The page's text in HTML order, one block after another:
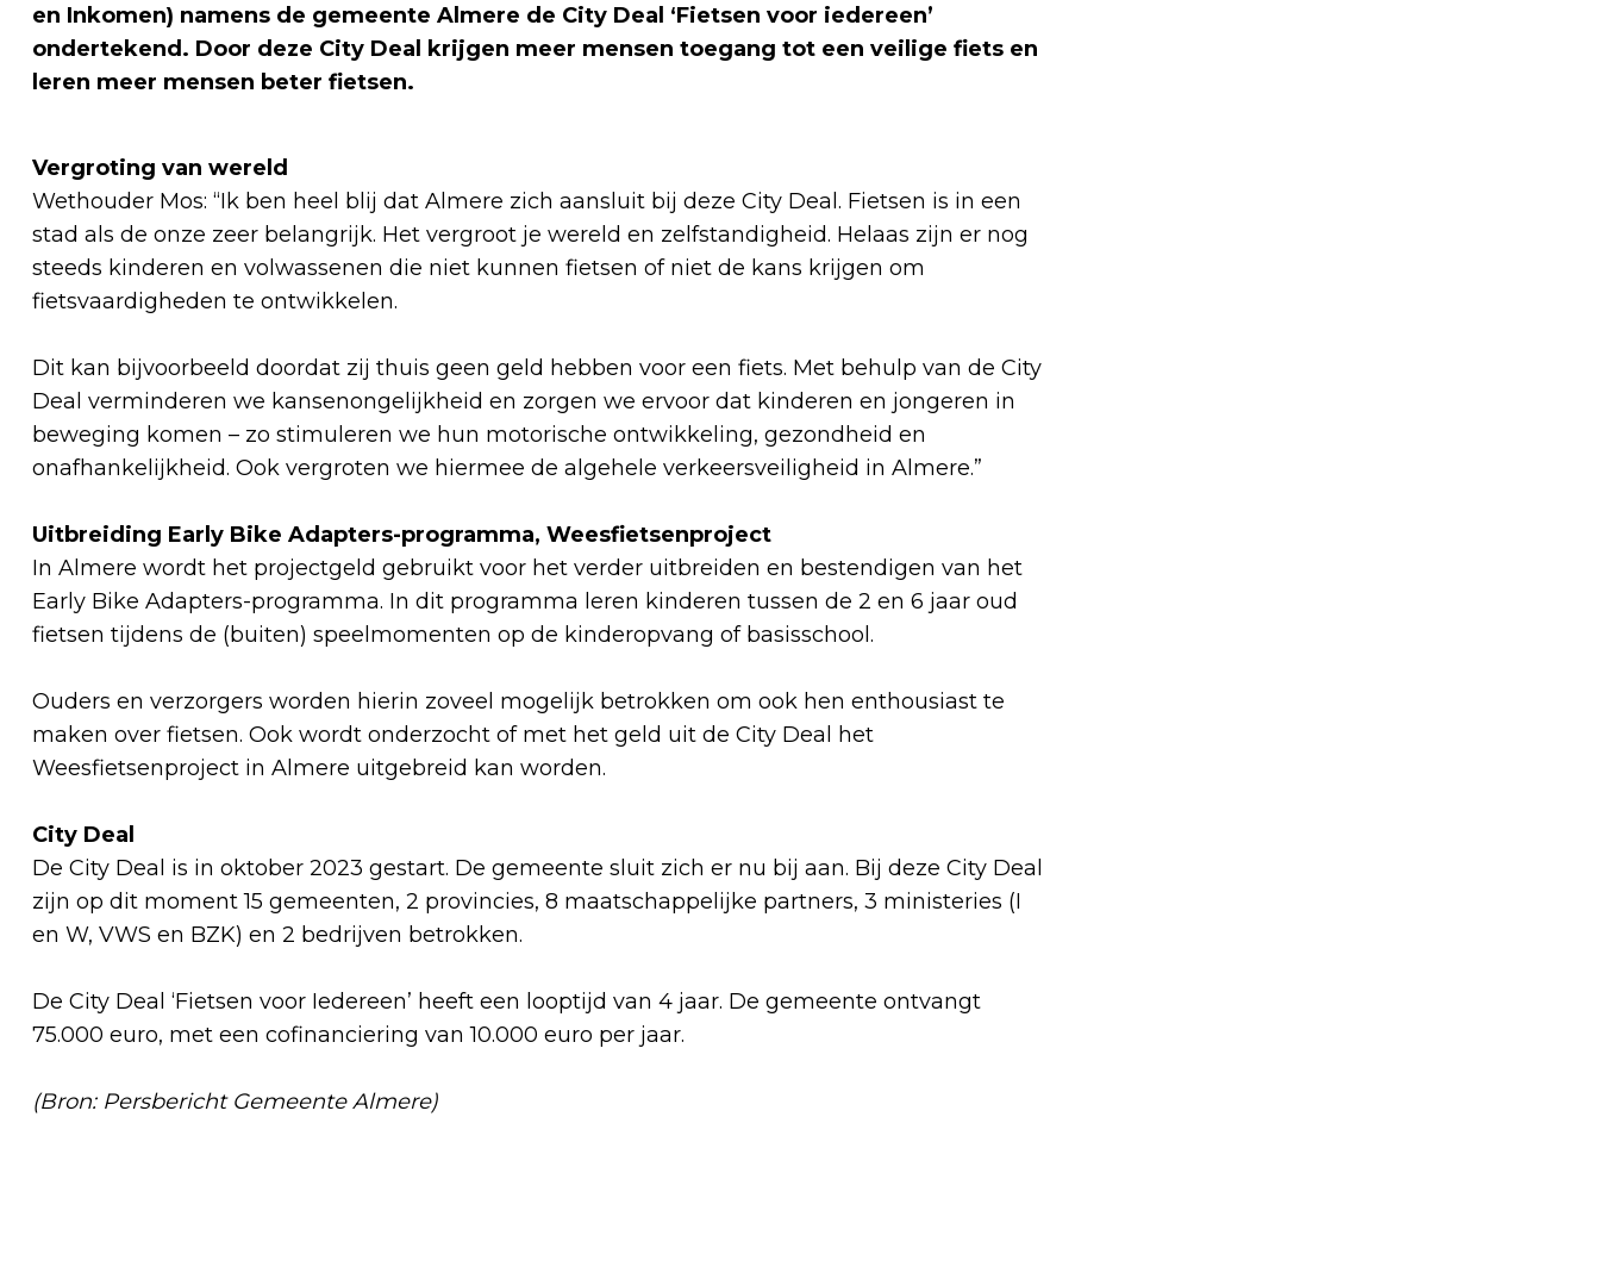
en Inkomen) namens de gemeente Almere de City Deal ‘Fietsen voor iedereen’
ondertekend. Door deze City Deal krijgen meer mensen toegang tot een veilige fiets en
leren meer mensen beter fietsen.
Vergroting van wereld
Wethouder Mos: “Ik ben heel blij dat Almere zich aansluit bij deze City Deal. Fietsen is in een
stad als de onze zeer belangrijk. Het vergroot je wereld en zelfstandigheid. Helaas zijn er nog
steeds kinderen en volwassenen die niet kunnen fietsen of niet de kans krijgen om
fietsvaardigheden te ontwikkelen.
Dit kan bijvoorbeeld doordat zij thuis geen geld hebben voor een fiets. Met behulp van de City
Deal verminderen we kansenongelijkheid en zorgen we ervoor dat kinderen en jongeren in
beweging komen – zo stimuleren we hun motorische ontwikkeling, gezondheid en
onafhankelijkheid. Ook vergroten we hiermee de algehele verkeersveiligheid in Almere.”
Uitbreiding Early Bike Adapters-programma, Weesfietsenproject
In Almere wordt het projectgeld gebruikt voor het verder uitbreiden en bestendigen van het
Early Bike Adapters-programma. In dit programma leren kinderen tussen de 2 en 6 jaar oud
fietsen tijdens de (buiten) speelmomenten op de kinderopvang of basisschool.
Ouders en verzorgers worden hierin zoveel mogelijk betrokken om ook hen enthousiast te
maken over fietsen. Ook wordt onderzocht of met het geld uit de City Deal het
Weesfietsenproject in Almere uitgebreid kan worden.
City Deal
De City Deal is in oktober 2023 gestart. De gemeente sluit zich er nu bij aan. Bij deze City Deal
zijn op dit moment 15 gemeenten, 2 provincies, 8 maatschappelijke partners, 3 ministeries (I
en W, VWS en BZK) en 2 bedrijven betrokken.
De City Deal ‘Fietsen voor Iedereen’ heeft een looptijd van 4 jaar. De gemeente ontvangt
75.000 euro, met een cofinanciering van 10.000 euro per jaar.
(Bron: Persbericht Gemeente Almere)